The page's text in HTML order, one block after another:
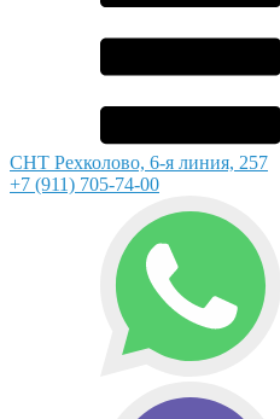
СНТ Рехколово, 6-я линия, 257
+7 (911) 705-74-00